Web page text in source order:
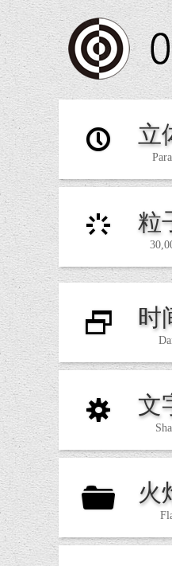
P 立
3 粒
D 时
S 文
F 火